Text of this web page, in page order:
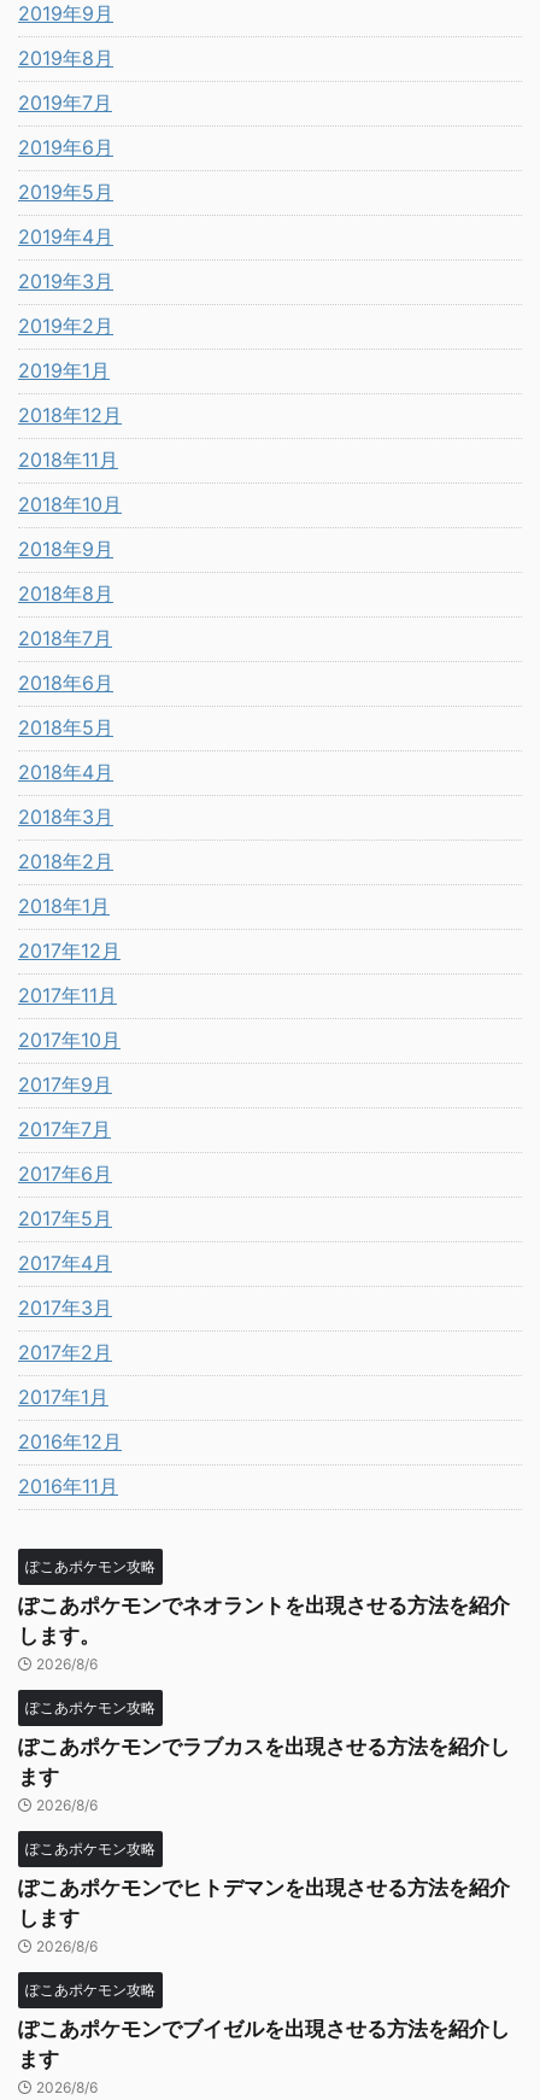
2019年9月
2019年8月
2019年7月
2019年6月
2019年5月
2019年4月
2019年3月
2019年2月
2019年1月
2018年12月
2018年11月
2018年10月
2018年9月
2018年8月
2018年7月
2018年6月
2018年5月
2018年4月
2018年3月
2018年2月
2018年1月
2017年12月
2017年11月
2017年10月
2017年9月
2017年7月
2017年6月
2017年5月
2017年4月
2017年3月
2017年2月
2017年1月
2016年12月
2016年11月
ぽこあポケモン攻略
ぽこあポケモンでネオラントを出現させる方法を紹介
します。
2026/8/6
ぽこあポケモン攻略
ぽこあポケモンでラブカスを出現させる方法を紹介し
ます
2026/8/6
ぽこあポケモン攻略
ぽこあポケモンでヒトデマンを出現させる方法を紹介
します
2026/8/6
ぽこあポケモン攻略
ぽこあポケモンでブイゼルを出現させる方法を紹介し
ます
2026/8/6